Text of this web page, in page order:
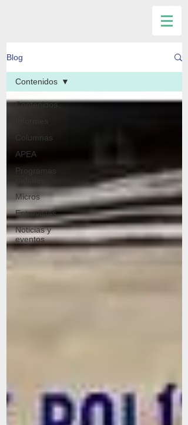
Blog
Contenidos
Columnas
APEA
Programas
Micros
Entrevistas
Noticias y
eventos
Contenidos